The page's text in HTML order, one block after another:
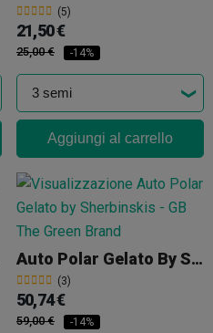
(5)
21,50 €
25,00 € -14%
Aggiungi al carrello
Auto Polar Gelato By Sherbinskis
(3)
50,74 €
59,00 € -14%